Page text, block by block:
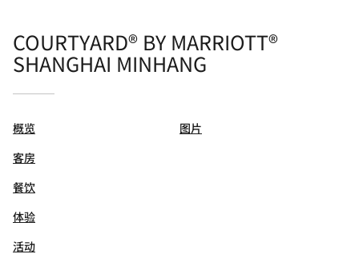
COURTYARD® BY MARRIOTT®
SHANGHAI MINHANG
概览
客房
餐饮
体验
活动
图片